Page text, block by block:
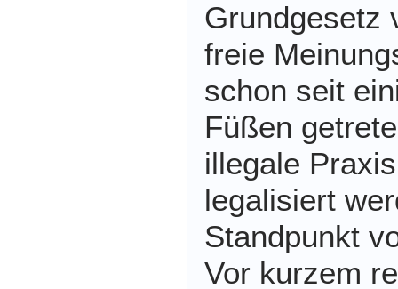
Grundgesetz
freie
schon seit
Füßen
illegale
legalisiert
Standpunkt
Vor kurzem